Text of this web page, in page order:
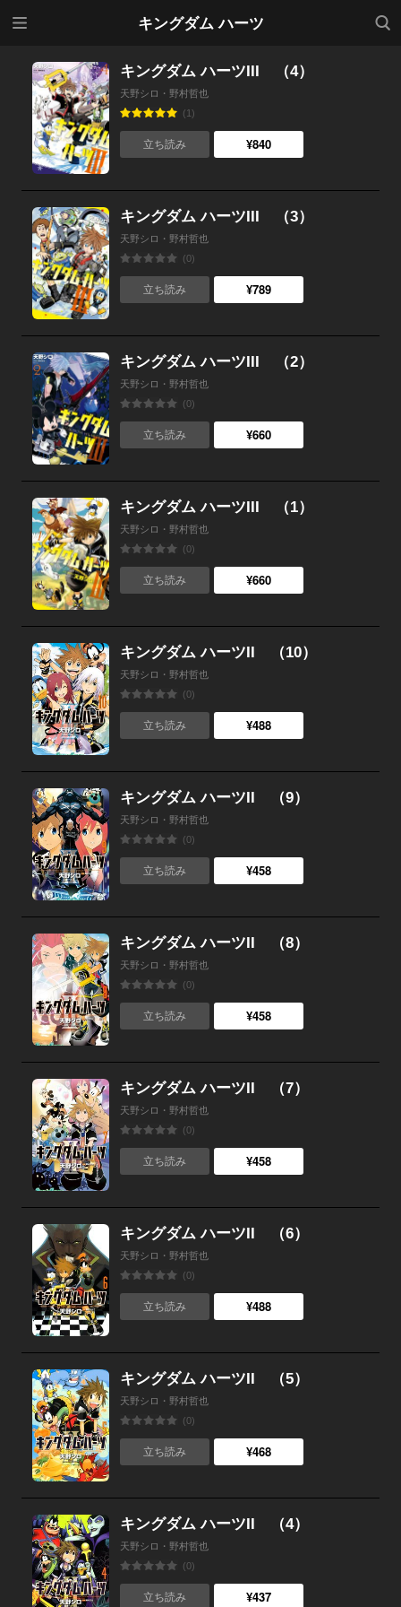
キングダム ハーツ
検索
キングダム ハーツIII （4）
天野シロ・野村哲也
(1)
立ち読み ¥840
キングダム ハーツIII （3）
天野シロ・野村哲也
(0)
立ち読み ¥789
キングダム ハーツIII （2）
天野シロ・野村哲也
(0)
立ち読み ¥660
キングダム ハーツIII （1）
天野シロ・野村哲也
(0)
立ち読み ¥660
キングダム ハーツII （10）
天野シロ・野村哲也
(0)
立ち読み ¥488
キングダム ハーツII （9）
天野シロ・野村哲也
(0)
立ち読み ¥458
キングダム ハーツII （8）
天野シロ・野村哲也
(0)
立ち読み ¥458
キングダム ハーツII （7）
天野シロ・野村哲也
(0)
立ち読み ¥458
キングダム ハーツII （6）
天野シロ・野村哲也
(0)
立ち読み ¥488
キングダム ハーツII （5）
天野シロ・野村哲也
(0)
立ち読み ¥468
キングダム ハーツII （4）
天野シロ・野村哲也
(0)
立ち読み ¥437